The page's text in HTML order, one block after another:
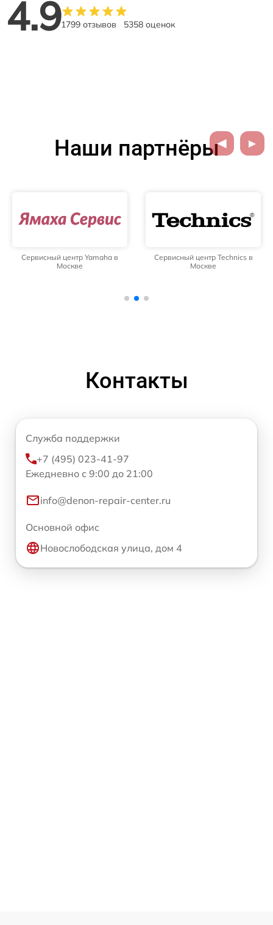
4.91799 отзывов 5358 оценок
Наши партнёры
Сервисный центр Yamaha в
Москве
Сервисный центр Technics в
Москве
Контакты
Служба поддержки
+7 (495) 023-41-97
Ежедневно с 9:00 до 21:00
info@denon-repair-center.ru
Основной офис
Новослободская улица, дом 4